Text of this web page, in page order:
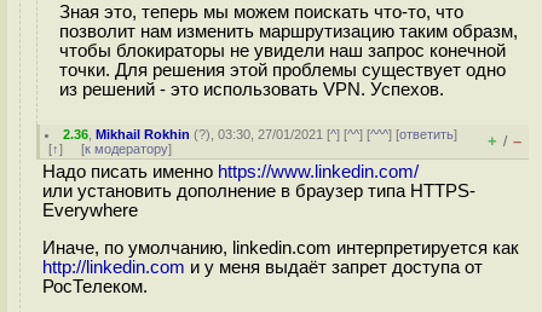
Зная это, теперь мы можем поискать что-то, что
позволит нам изменить маршрутизацию таким образм,
чтобы блокираторы не увидели наш запрос конечной
точки. Для решения этой проблемы существует одно
из решений - это использовать VPN. Успехов.
2.36 ,Mikhail Rokhin (?), 03:30, 27/01/2021 [^] [^^] [^^^] [ответить]
[↑] [к модератору] + / –
Надо писать именно https://www.linkedin.com/
или установить дополнение в браузер типа HTTPS-
Everywhere
Иначе, по умолчанию, linkedin.com интерпретируется как
http://linkedin.com и у меня выдаёт запрет доступа от
РосТелеком.